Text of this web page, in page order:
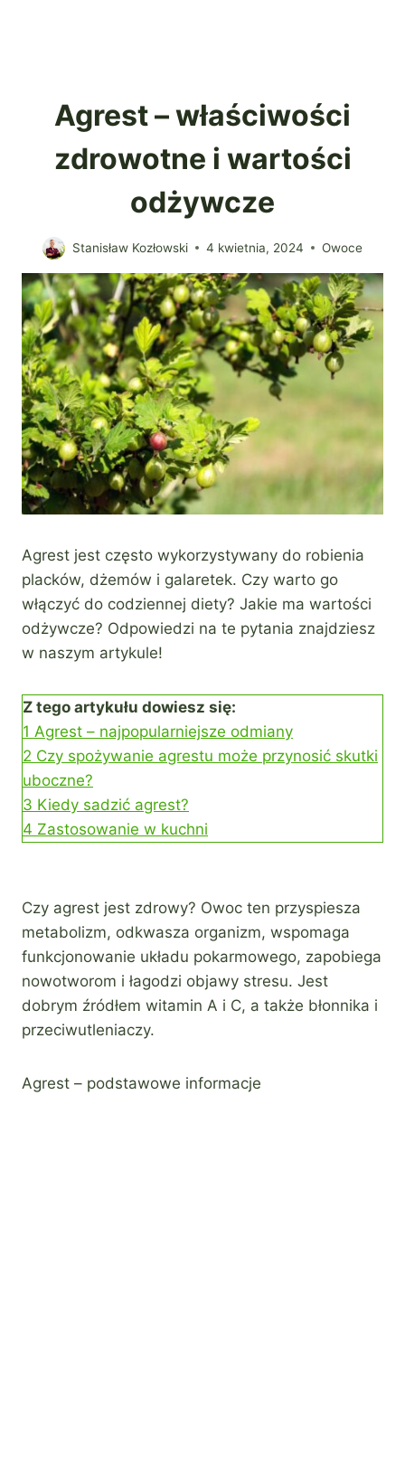
Agrest – właściwości
zdrowotne i wartości
odżywcze
Stanisław Kozłowski 4 kwietnia, 2024 Owoce
Agrest jest często wykorzystywany do robienia
placków, dżemów i galaretek. Czy warto go
włączyć do codziennej diety? Jakie ma wartości
odżywcze? Odpowiedzi na te pytania znajdziesz
w naszym artykule!
Z tego artykułu dowiesz się:
1 Agrest – najpopularniejsze odmiany
2 Czy spożywanie agrestu może przynosić skutki
uboczne?
3 Kiedy sadzić agrest?
4 Zastosowanie w kuchni
Czy agrest jest zdrowy? Owoc ten przyspiesza
metabolizm, odkwasza organizm, wspomaga
funkcjonowanie układu pokarmowego, zapobiega
nowotworom i łagodzi objawy stresu. Jest
dobrym źródłem witamin A i C, a także błonnika i
przeciwutleniaczy.
Agrest – podstawowe informacje